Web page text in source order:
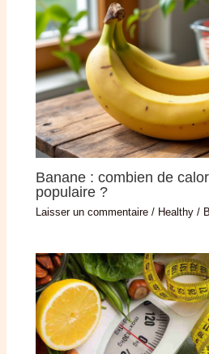
Banane : combien de
populaire ?
Laisser un commentaire / Healthy /